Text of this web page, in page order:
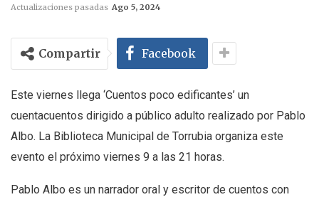
Actualizaciones pasadas Ago 5, 2024
Compartir Facebook
Este viernes llega ‘Cuentos poco edificantes’ un
cuentacuentos dirigido a público adulto realizado por Pablo
Albo. La Biblioteca Municipal de Torrubia organiza este
evento el próximo viernes 9 a las 21 horas.
Pablo Albo es un narrador oral y escritor de cuentos con